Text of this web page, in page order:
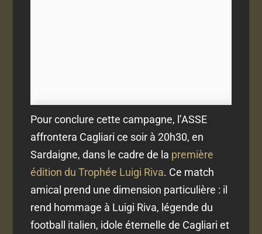
Pour conclure cette campagne, l’ASSE
affrontera Cagliari ce soir à 20h30, en
Sardaigne, dans le cadre de la première
édition du Trophée Luigi Riva. Ce match
amical prend une dimension particulière : il
rend hommage à Luigi Riva, légende du
football italien, idole éternelle de Cagliari et